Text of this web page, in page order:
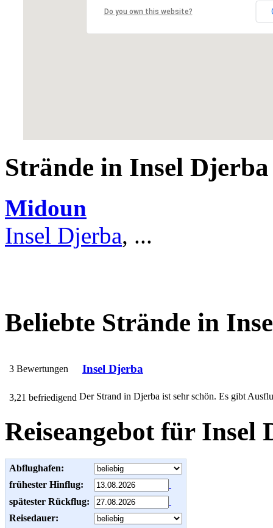
Do you own this website?
Strände in Insel Djerba
Midoun
Insel Djerba, ...
Beliebte Strände in
3 Bewertungen Insel Djerba
Der Strand in Djerba ist sehr schön. Es gibt
3,21 befriedigend
Reiseangebot für Insel
Abflughafen:
frühester Hinflug:
spätester Rückflug:
Reisedauer: